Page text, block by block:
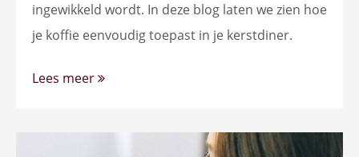
ingewikkeld wordt. In deze blog laten we zien hoe
je koffie eenvoudig toepast in je kerstdiner.
Lees meer